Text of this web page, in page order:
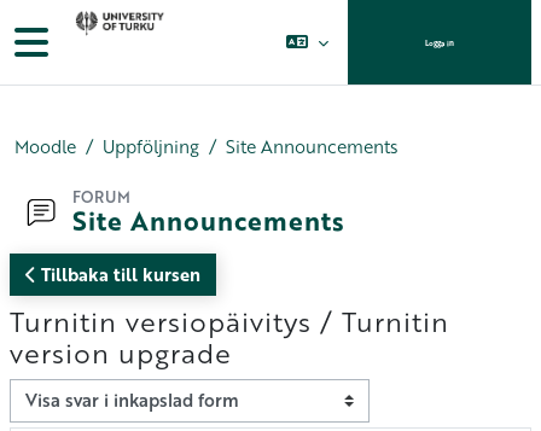
Gå direkt till huvudinnehåll
Sidopanel Logga in
Moodle Uppföljning Site Announcements
FORUM
Site Announcements
Tillbaka till kursen
Turnitin versiopäivitys / Turnitin
version upgrade
Visningsläge